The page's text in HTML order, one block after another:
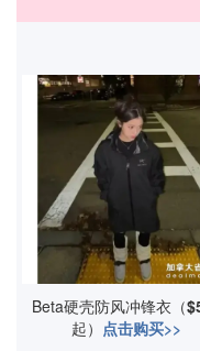
Beta硬壳防风冲锋衣（
起） 点击购买>>